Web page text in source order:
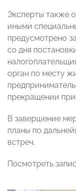
Эксперты также
иными
предусмотрено
со дня
орган по месту
прекращении
В завершение
планы по
встреч.
Посмотреть